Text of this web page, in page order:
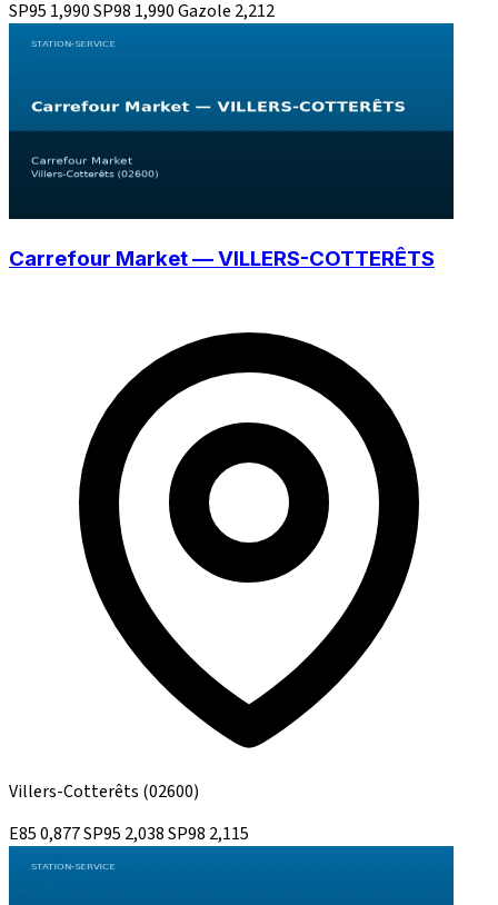
SP95 1,990SP98 1,990Gazole 2,212
Carrefour Market — VILLERS-COTTERÊTS
Villers-Cotterêts (02600)
E850,877SP95 2,038SP98 2,115